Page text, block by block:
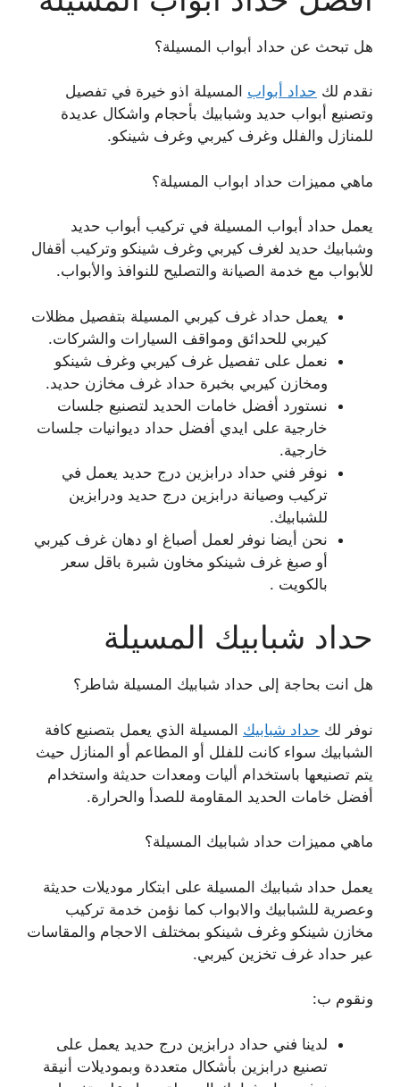
هل تبحث عن حداد أبواب المسيلة؟
نقدم لك حداد أبواب المسيلة اذو خيرة في تفصيل
وتصنيع أبواب حديد وشبابيك بأحجام واشكال عديدة
للمنازل والفلل وغرف كيربي وغرف شينكو.
ماهي مميزات حداد ابواب المسيلة؟
يعمل حداد أبواب المسيلة في تركيب أبواب حديد
وشبابيك حديد لغرف كيربي وغرف شينكو وتركيب أقفال
للأبواب مع خدمة الصيانة والتصليح للنوافذ والأبواب.
يعمل حداد غرف كيربي المسيلة بتفصيل مظلات
كيربي للحدائق ومواقف السيارات والشركات.
نعمل على تفصيل غرف كيربي وغرف شينكو
ومخازن كيربي بخبرة حداد غرف مخازن حديد.
نستورد أفضل خامات الحديد لتصنيع جلسات
خارجية على ايدي أفضل حداد ديوانيات جلسات
خارجية.
نوفر فني حداد درابزين درج حديد يعمل في
تركيب وصيانة درابزين درج حديد ودرابزين
للشبابيك.
نحن أيضا نوفر لعمل أصباغ او دهان غرف كيربي
أو صبغ غرف شينكو مخاون شبرة باقل سعر
بالكويت .
حداد شبابيك المسيلة
هل انت بحاجة إلى حداد شبابيك المسيلة شاطر؟
نوفر لك حداد شبابيك المسيلة الذي يعمل بتصنيع كافة
الشبابيك سواء كانت للفلل أو المطاعم أو المنازل حيث
يتم تصنيعها باستخدام أليات ومعدات حديثة واستخدام
أفضل خامات الحديد المقاومة للصدأ والحرارة.
ماهي مميزات حداد شبابيك المسيلة؟
يعمل حداد شبابيك المسيلة على ابتكار موديلات حديثة
وعصرية للشبابيك والابواب كما نؤمن خدمة تركيب
مخازن شينكو وغرف شينكو بمختلف الاحجام والمقاسات
عبر حداد غرف تخزين كيربي.
ونقوم ب:
لدينا فني حداد درابزين درج حديد يعمل على
تصنيع درابزين بأشكال متعددة وبموديلات أنيقة